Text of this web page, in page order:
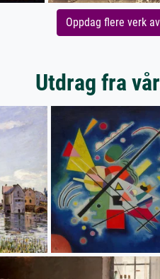
Oppdag flere verk
Utdrag fra